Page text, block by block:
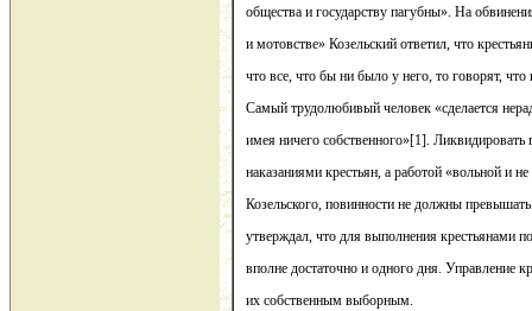
общества и государству пагубны». На
и мотовстве» Козельский ответил, что
что все, что бы ни было у него, то говорят,
Самый трудолюбивый человек «сделается
имея ничего собственного»[1].
наказаниями крестьян, а работой «вольной и
Козельского, повинности не должны
утверждал, что для выполнения крестьянами
вполне достаточно и одного дня. Управление
их собственным выборным.